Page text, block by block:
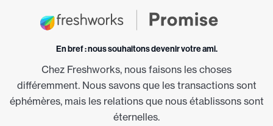
En bref : nous souhaitons devenir votre ami.
Chez Freshworks, nous faisons les choses
différemment. Nous savons que les transactions sont
éphémères, mais les relations que nous établissons sont
éternelles.